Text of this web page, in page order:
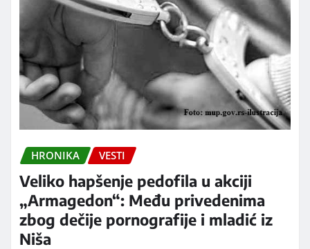
HRONIKA VESTI
Veliko hapšenje pedofila u akciji
„Armagedon“: Među privedenima
zbog dečije pornografije i mladić iz
Niša